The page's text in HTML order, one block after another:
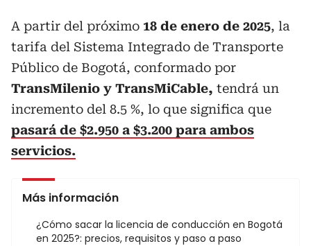
A partir del próximo 18 de enero de 2025, la
tarifa del Sistema Integrado de Transporte
Público de Bogotá, conformado por
TransMilenio y TransMiCable, tendrá un
incremento del 8.5 %, lo que significa que
pasará de $2.950 a $3.200 para ambos
servicios.
Más información
¿Cómo sacar la licencia de conducción en Bogotá
en 2025?: precios, requisitos y paso a paso